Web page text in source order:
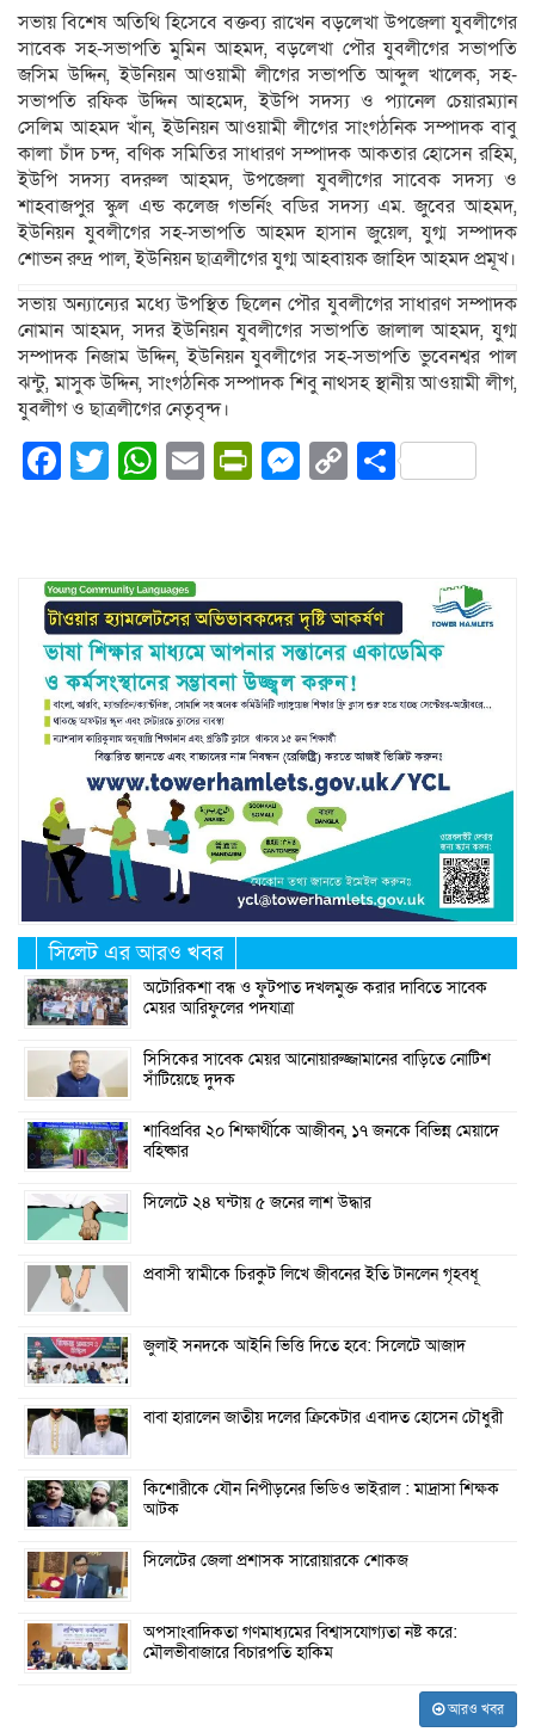
সভায় বিশেষ অতিথি হিসেবে বক্তব্য রাখেন বড়লেখা উপজেলা যুবলীগের
সাবেক সহ-সভাপতি মুমিন আহমদ, বড়লেখা পৌর যুবলীগের সভাপতি
জসিম উদ্দিন, ইউনিয়ন আওয়ামী লীগের সভাপতি আব্দুল খালেক, সহ-
সভাপতি রফিক উদ্দিন আহমেদ, ইউপি সদস্য ও প্যানেল চেয়ারম্যান
সেলিম আহমদ খাঁন, ইউনিয়ন আওয়ামী লীগের সাংগঠনিক সম্পাদক বাবু
কালা চাঁদ চন্দ, বণিক সমিতির সাধারণ সম্পাদক আকতার হোসেন রহিম,
ইউপি সদস্য বদরুল আহমদ, উপজেলা যুবলীগের সাবেক সদস্য ও
শাহবাজপুর স্কুল এন্ড কলেজ গভর্নিং বডির সদস্য এম. জুবের আহমদ,
ইউনিয়ন যুবলীগের সহ-সভাপতি আহমদ হাসান জুয়েল, যুগ্ম সম্পাদক
শোভন রুদ্র পাল, ইউনিয়ন ছাত্রলীগের যুগ্ম আহবায়ক জাহিদ আহমদ প্রমূখ।
সভায় অন্যান্যের মধ্যে উপস্থিত ছিলেন পৌর যুবলীগের সাধারণ সম্পাদক
নোমান আহমদ, সদর ইউনিয়ন যুবলীগের সভাপতি জালাল আহমদ, যুগ্ম
সম্পাদক নিজাম উদ্দিন, ইউনিয়ন যুবলীগের সহ-সভাপতি ভুবেনশ্বর পাল
ঝন্টু, মাসুক উদ্দিন, সাংগঠনিক সম্পাদক শিবু নাথসহ স্থানীয় আওয়ামী লীগ,
যুবলীগ ও ছাত্রলীগের নেতৃবৃন্দ।
Facebook
Twitter
WhatsApp
EmailPrintFriendly
Messenger
CopyShare
সিলেট এর আরও খবর
অটোরিকশা বন্ধ ও ফুটপাত দখলমুক্ত করার দাবিতে সাবেক
মেয়র আরিফুলের পদযাত্রা
সিসিকের সাবেক মেয়র আনোয়ারুজ্জামানের বাড়িতে নোটিশ
সাঁটিয়েছে দুদক
শাবিপ্রবির ২০ শিক্ষার্থীকে আজীবন, ১৭ জনকে বিভিন্ন মেয়াদে
বহিষ্কার
সিলেটে ২৪ ঘন্টায় ৫ জনের লাশ উদ্ধার
প্রবাসী স্বামীকে চিরকুট লিখে জীবনের ইতি টানলেন গৃহবধূ
জুলাই সনদকে আইনি ভিত্তি দিতে হবে: সিলেটে আজাদ
বাবা হারালেন জাতীয় দলের ক্রিকেটার এবাদত হোসেন চৌধুরী
কিশোরীকে যৌন নিপীড়নের ভিডিও ভাইরাল : মাদ্রাসা শিক্ষক
আটক
সিলেটের জেলা প্রশাসক সারোয়ারকে শোকজ
অপসাংবাদিকতা গণমাধ্যমের বিশ্বাসযোগ্যতা নষ্ট করে:
মৌলভীবাজারে বিচারপতি হাকিম
আরও খবর